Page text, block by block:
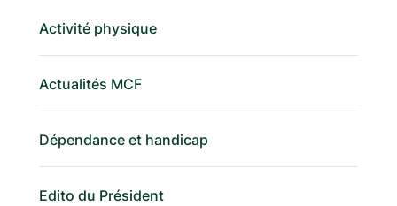
Activité physique
Actualités MCF
Dépendance et handicap
Edito du Président